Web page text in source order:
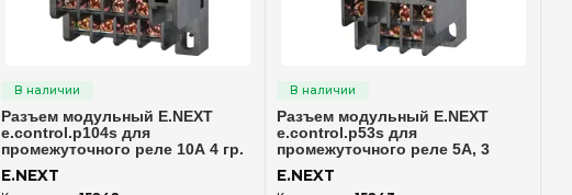
Разъем модульный E.NEXT
e.control.p104s для
промежуточного реле 10А 4 гр.
E.NEXT
Разъем модульный E.NEXT
e.control.p53s для
промежуточного реле 5А, 3
E.NEXT